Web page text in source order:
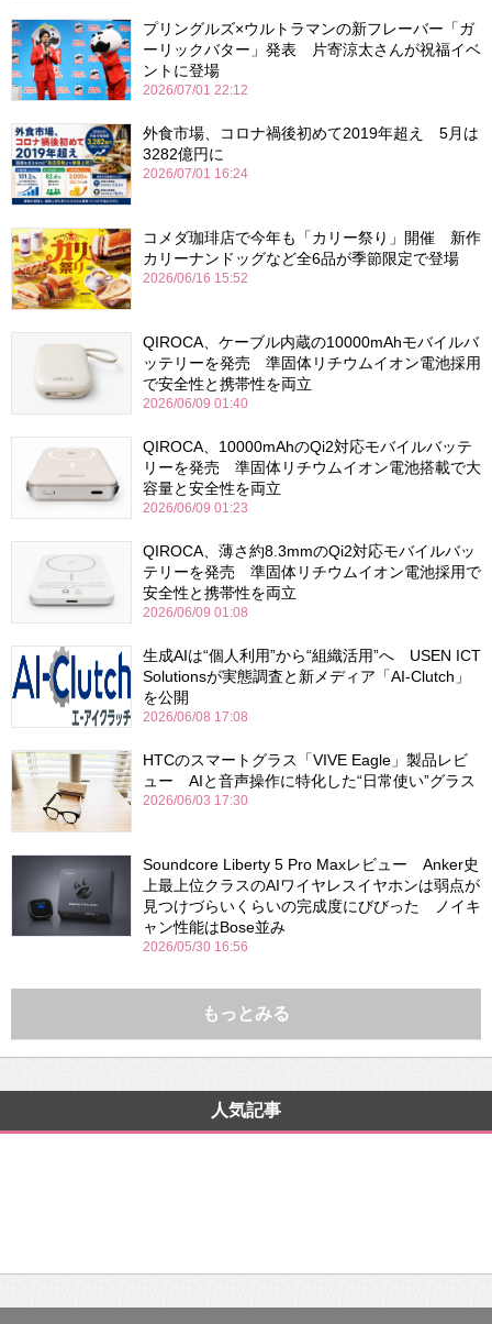
プリングルズ×ウルトラマンの新フレーバー「ガ
ーリックバター」発表 片寄涼太さんが祝福イベ
ントに登場
2026/07/01 22:12
外食市場、コロナ禍後初めて2019年超え 5月は
3282億円に
2026/07/01 16:24
コメダ珈琲店で今年も「カリー祭り」開催 新作
カリーナンドッグなど全6品が季節限定で登場
2026/06/16 15:52
QIROCA、ケーブル内蔵の10000mAhモバイルバ
ッテリーを発売 準固体リチウムイオン電池採用
で安全性と携帯性を両立
2026/06/09 01:40
QIROCA、10000mAhのQi2対応モバイルバッテ
リーを発売 準固体リチウムイオン電池搭載で大
容量と安全性を両立
2026/06/09 01:23
QIROCA、薄さ約8.3mmのQi2対応モバイルバッ
テリーを発売 準固体リチウムイオン電池採用で
安全性と携帯性を両立
2026/06/09 01:08
生成AIは“個人利用”から“組織活用”へ USEN ICT
Solutionsが実態調査と新メディア「AI-Clutch」
を公開
2026/06/08 17:08
HTCのスマートグラス「VIVE Eagle」製品レビ
ュー AIと音声操作に特化した“日常使い”グラス
2026/06/03 17:30
Soundcore Liberty 5 Pro Maxレビュー Anker史
上最上位クラスのAIワイヤレスイヤホンは弱点が
見つけづらいくらいの完成度にびびった ノイキ
ャン性能はBose並み
2026/05/30 16:56
もっとみる
人気記事